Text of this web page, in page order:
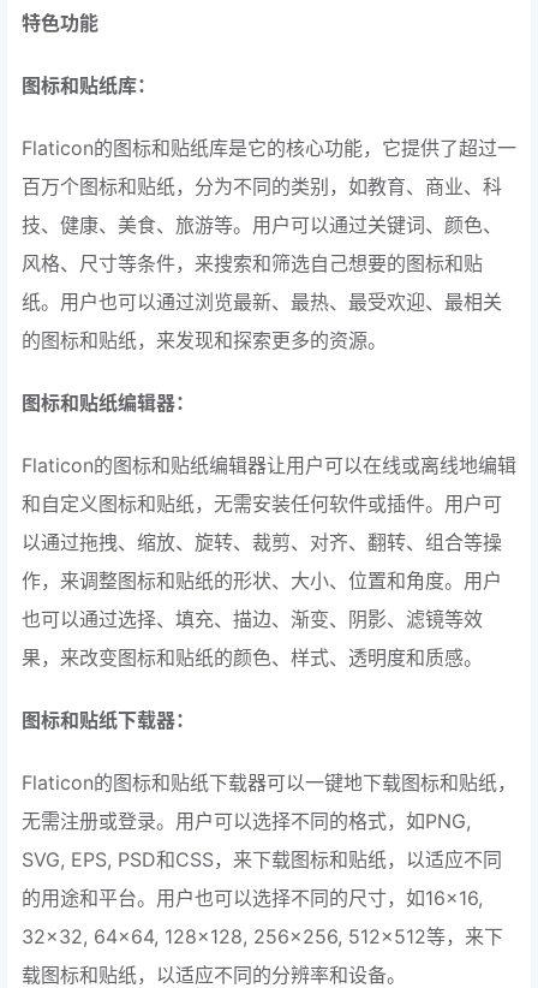
特色功能
图标和贴纸库：
Flaticon的图标和贴纸库是它的核心功能，它提供了超过一
百万个图标和贴纸，分为不同的类别，如教育、商业、科
技、健康、美食、旅游等。用户可以通过关键词、颜色、
风格、尺寸等条件，来搜索和筛选自己想要的图标和贴
纸。用户也可以通过浏览最新、最热、最受欢迎、最相关
的图标和贴纸，来发现和探索更多的资源。
图标和贴纸编辑器：
Flaticon的图标和贴纸编辑器让用户可以在线或离线地编辑
和自定义图标和贴纸，无需安装任何软件或插件。用户可
以通过拖拽、缩放、旋转、裁剪、对齐、翻转、组合等操
作，来调整图标和贴纸的形状、大小、位置和角度。用户
也可以通过选择、填充、描边、渐变、阴影、滤镜等效
果，来改变图标和贴纸的颜色、样式、透明度和质感。
图标和贴纸下载器：
Flaticon的图标和贴纸下载器可以一键地下载图标和贴纸，
无需注册或登录。用户可以选择不同的格式，如PNG,
SVG, EPS, PSD和CSS，来下载图标和贴纸，以适应不同
的用途和平台。用户也可以选择不同的尺寸，如16×16,
32×32, 64×64, 128×128, 256×256, 512×512等，来下
载图标和贴纸，以适应不同的分辨率和设备。